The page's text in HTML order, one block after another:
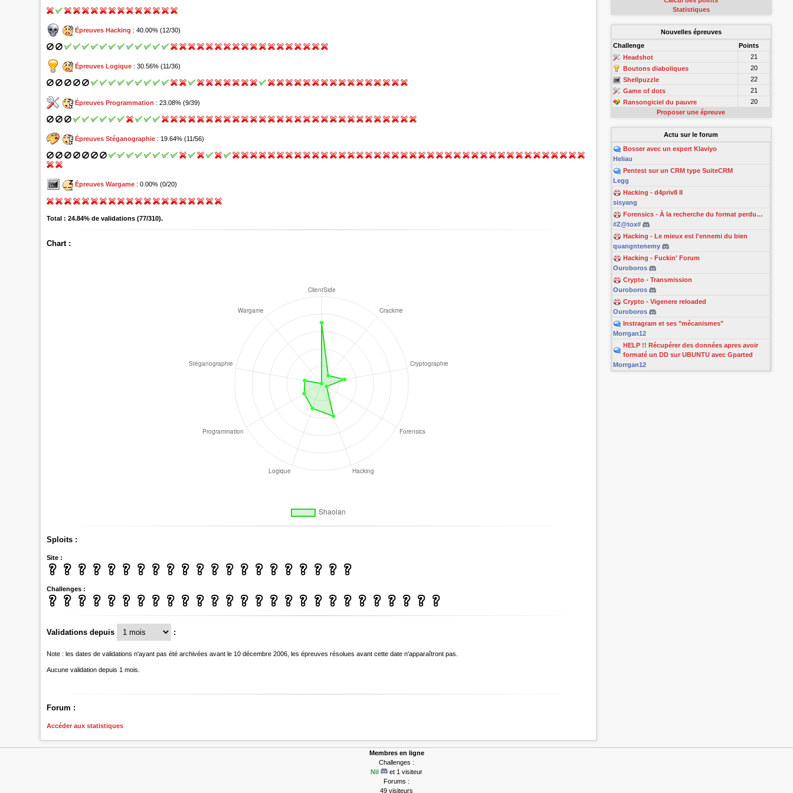
Épreuves Hacking : 40.00% (12/30)
Épreuves Logique : 30.56% (11/36)
Épreuves Programmation : 23.08% (9/39)
Épreuves Stéganographie : 19.64% (11/56)
Épreuves Wargame : 0.00% (0/20)
Total : 24.84% de validations (77/310).
Chart :
Sploits :
Site :
Challenges :
Validations depuis :
Note : les dates de validations n'ayant pas été archivées avant le 10 décembre 2006, les épreuves résolues avant cette date n'apparaîtront pas.
Aucune validation depuis 1 mois.
Forum :
Accéder aux statistiques
Statistiques
Nouvelles épreuves
Challenge
Points
Headshot
21
Boutons diaboliques
20
Shellpuzzle
22
Game of dots
21
Ransongiciel du pauvre
20
Proposer une épreuve
Actu sur le forum
Bosser avec un expert Klaviyo
Heliau
Pentest sur un CRM type SuiteCRM
Legg
Hacking - d4priv8 II
sisyang
Forensics - À la recherche du format perdu…
#Z@tox#
Hacking - Le mieux est l'ennemi du bien
quangntenemy
Hacking - Fuckin' Forum
Ouroboros
Crypto - Transmission
Ouroboros
Crypto - Vigenere reloaded
Ouroboros
Instragram et ses "mécanismes"
Morrgan12
HELP !! Récupérer des données apres avoir
formaté un DD sur UBUNTU avec Gparted
Morrgan12
Membres en ligne
Challenges :
Nil
et 1 visiteur
Forums :
49 visiteurs